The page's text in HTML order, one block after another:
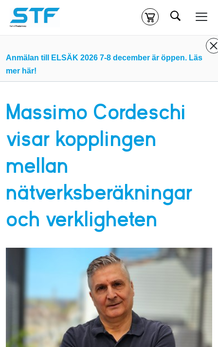
Kassa
Du måste vara inloggad för att köpa kurser.
Klicka för att komma till alla tillgängliga onlinekurser.
Sök
Anmälan till ELSÄK 2026 7-8 december är öppen. Läs
mer här!
Massimo Cordeschi
visar kopplingen
mellan
nätverksberäkningar
och verkligheten